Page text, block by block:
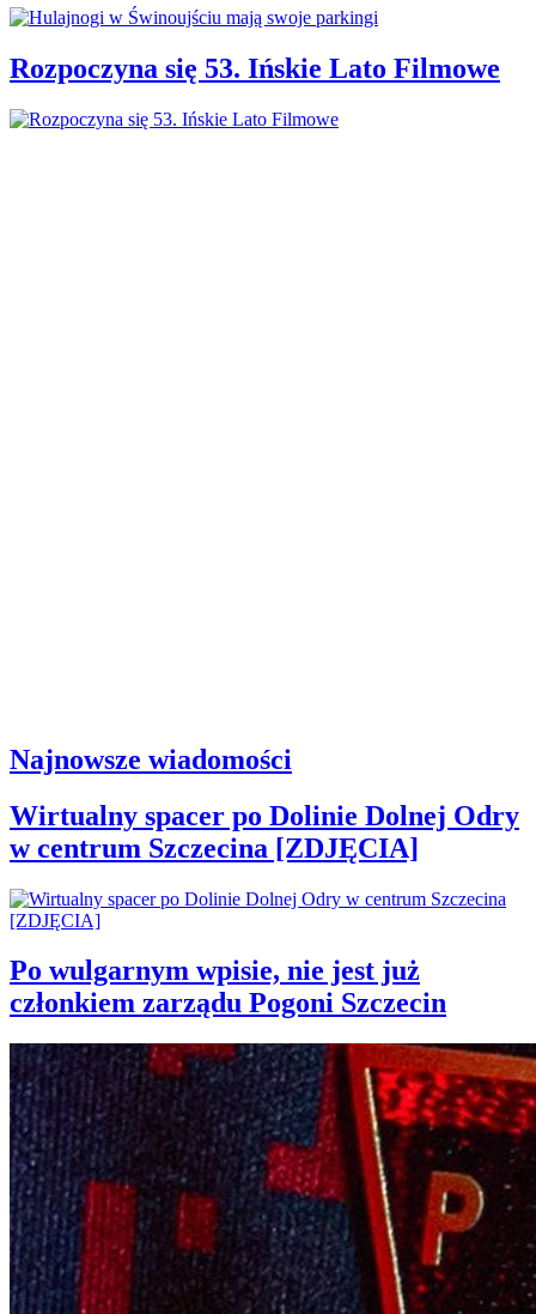
Rozpoczyna się 53. Ińskie Lato Filmowe
Najnowsze wiadomości
Wirtualny spacer po Dolinie Dolnej Odry
w centrum Szczecina [ZDJĘCIA]
Po wulgarnym wpisie, nie jest już
członkiem zarządu Pogoni Szczecin